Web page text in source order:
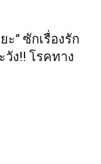
ะ” ซักเรื่องรัก
วัง!! โรคทาง